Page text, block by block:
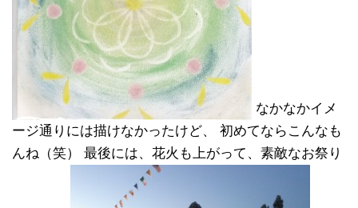
なかなかイメ
ージ通りには描けなかったけど、 初めてならこんなも
んね（笑） 最後には、花火も上がって、素敵なお祭り